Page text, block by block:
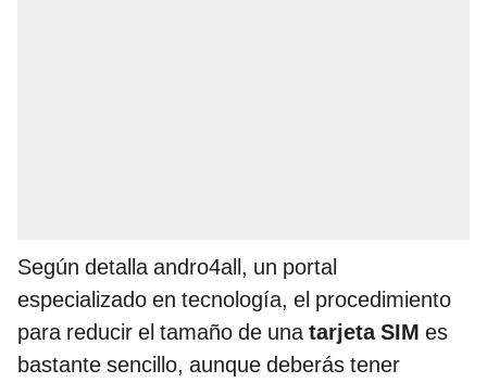
Según detalla andro4all, un portal
especializado en tecnología, el procedimiento
para reducir el tamaño de unatarjeta SIM es
bastante sencillo, aunque deberás tener